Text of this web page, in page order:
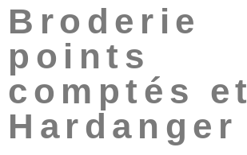
Broderie
points
comptés et
Hardanger